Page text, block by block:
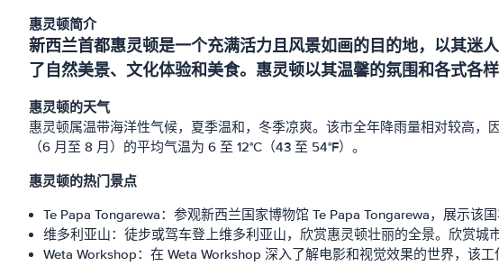
惠灵顿简介
新西兰首都惠灵顿是一个充满活力且风景如画的目的地，以其迷
了自然美景、文化体验和美食。惠灵顿以其温馨的氛围和各式各
惠灵顿的天气
惠灵顿属温带海洋性气候，夏季温和，冬季凉爽。该市全年降雨量相对较高，
（6 月至 8 月）的平均气温为 6 至 12°C（43 至 54°F）。
惠灵顿的热门景点
Te Papa Tongarewa：参观新西兰国家博物馆 Te Papa Tongarewa，展示
维多利亚山：徒步或驾车登上维多利亚山，欣赏惠灵顿壮丽的全景。欣赏城
Weta Workshop：在 Weta Workshop 深入了解电影和视觉效果的世界，该